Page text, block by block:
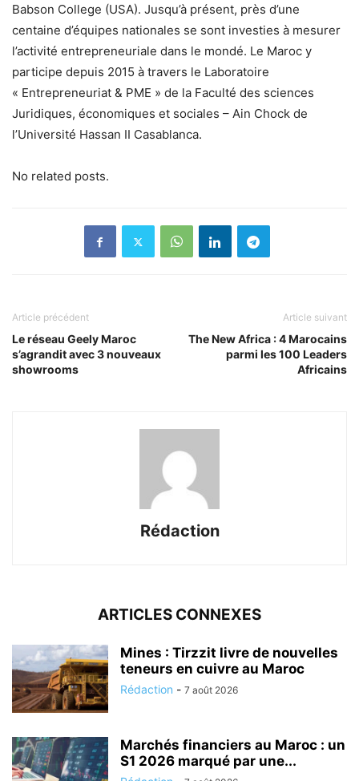
Babson College (USA). Jusqu’à présent, près d’une
centaine d’équipes nationales se sont investies à mesurer
l’activité entrepreneuriale dans le mondé. Le Maroc y
participe depuis 2015 à travers le Laboratoire
« Entrepreneuriat & PME » de la Faculté des sciences
Juridiques, économiques et sociales – Ain Chock de
l’Université Hassan II Casablanca.
No related posts.
Article précédent
Le réseau Geely Maroc
s’agrandit avec 3 nouveaux
showrooms
Article suivant
The New Africa : 4 Marocains
parmi les 100 Leaders
Africains
Rédaction
ARTICLES CONNEXES
Mines : Tirzzit livre de nouvelles
teneurs en cuivre au Maroc
Rédaction - 7 août 2026
Marchés financiers au Maroc : un
S1 2026 marqué par une...